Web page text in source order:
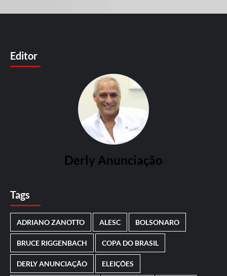
Editor
Derly Anunciação
Tags
ADRIANO ZANOTTO ALESC BOLSONARO
BRUCE RIGGENBACH COPA DO BRASIL
DERLY ANUNCIAÇÃO ELEIÇÕES